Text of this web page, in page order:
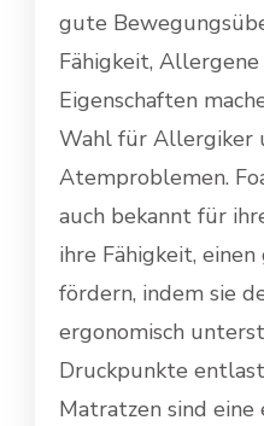
gute
Fähigkeit,
Eigenschaften
Wahl für Allergiker
Atemproblemen.
auch bekannt für
ihre Fähigkeit,
fördern, indem sie
ergonomisch
Druckpunkte
Matratzen sind